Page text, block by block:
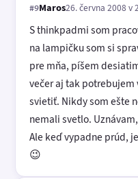
#9Maros26. června 2008 v
S thinkpadmi som
na lampičku som si
pre mňa, píšem
večer aj tak
svietiť. Nikdy som ešte
nemali svetlo.
Ale keď vypadne prúd,
😉